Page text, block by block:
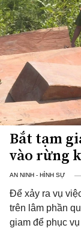
Bắt tạm
vào rừng
AN NINH - HÌNH SỰ
Để xảy ra vụ
trên lâm phần
giam để phục